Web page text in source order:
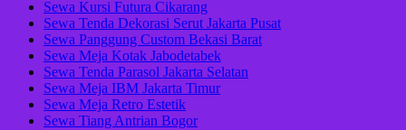
Sewa Kursi Futura Cikarang
Sewa Tenda Dekorasi Serut Jakarta Pusat
Sewa Panggung Custom Bekasi Barat
Sewa Meja Kotak Jabodetabek
Sewa Tenda Parasol Jakarta Selatan
Sewa Meja IBM Jakarta Timur
Sewa Meja Retro Estetik
Sewa Tiang Antrian Bogor